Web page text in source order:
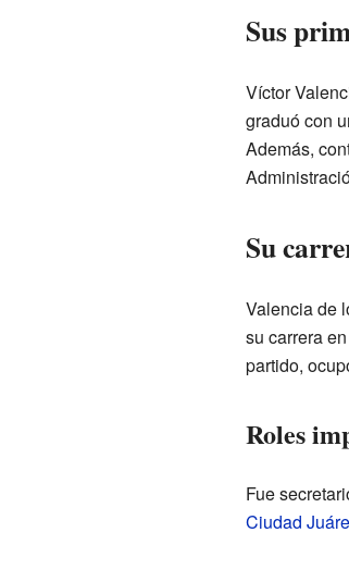
Sus
Víctor
graduó con
Además,
Su
Valencia de
su carrera
partido,
Roles
Fue
Ciudad